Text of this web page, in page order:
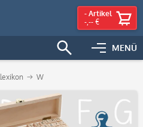
MENÜ
- Artikel
-,-- €
W